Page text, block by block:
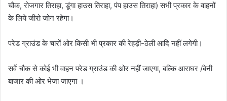
चौक, रोजगार तिराहा, डूंगा हाउस तिराहा, पंप हाउस तिराहा) सभी प्रकार के वाहनों
के लिये जीरो जोन रहेगा।
परेड ग्राउंड के चारों ओर किसी भी प्रकार की रेहड़ी-ठेली आदि नहीं लगेगी।
सर्वे चौक से कोई भी वाहन परेड ग्राउंड की ओर नहीं जाएगा, बल्कि आराघर /बेनी
बाजार की ओर भेजा जाएगा ।